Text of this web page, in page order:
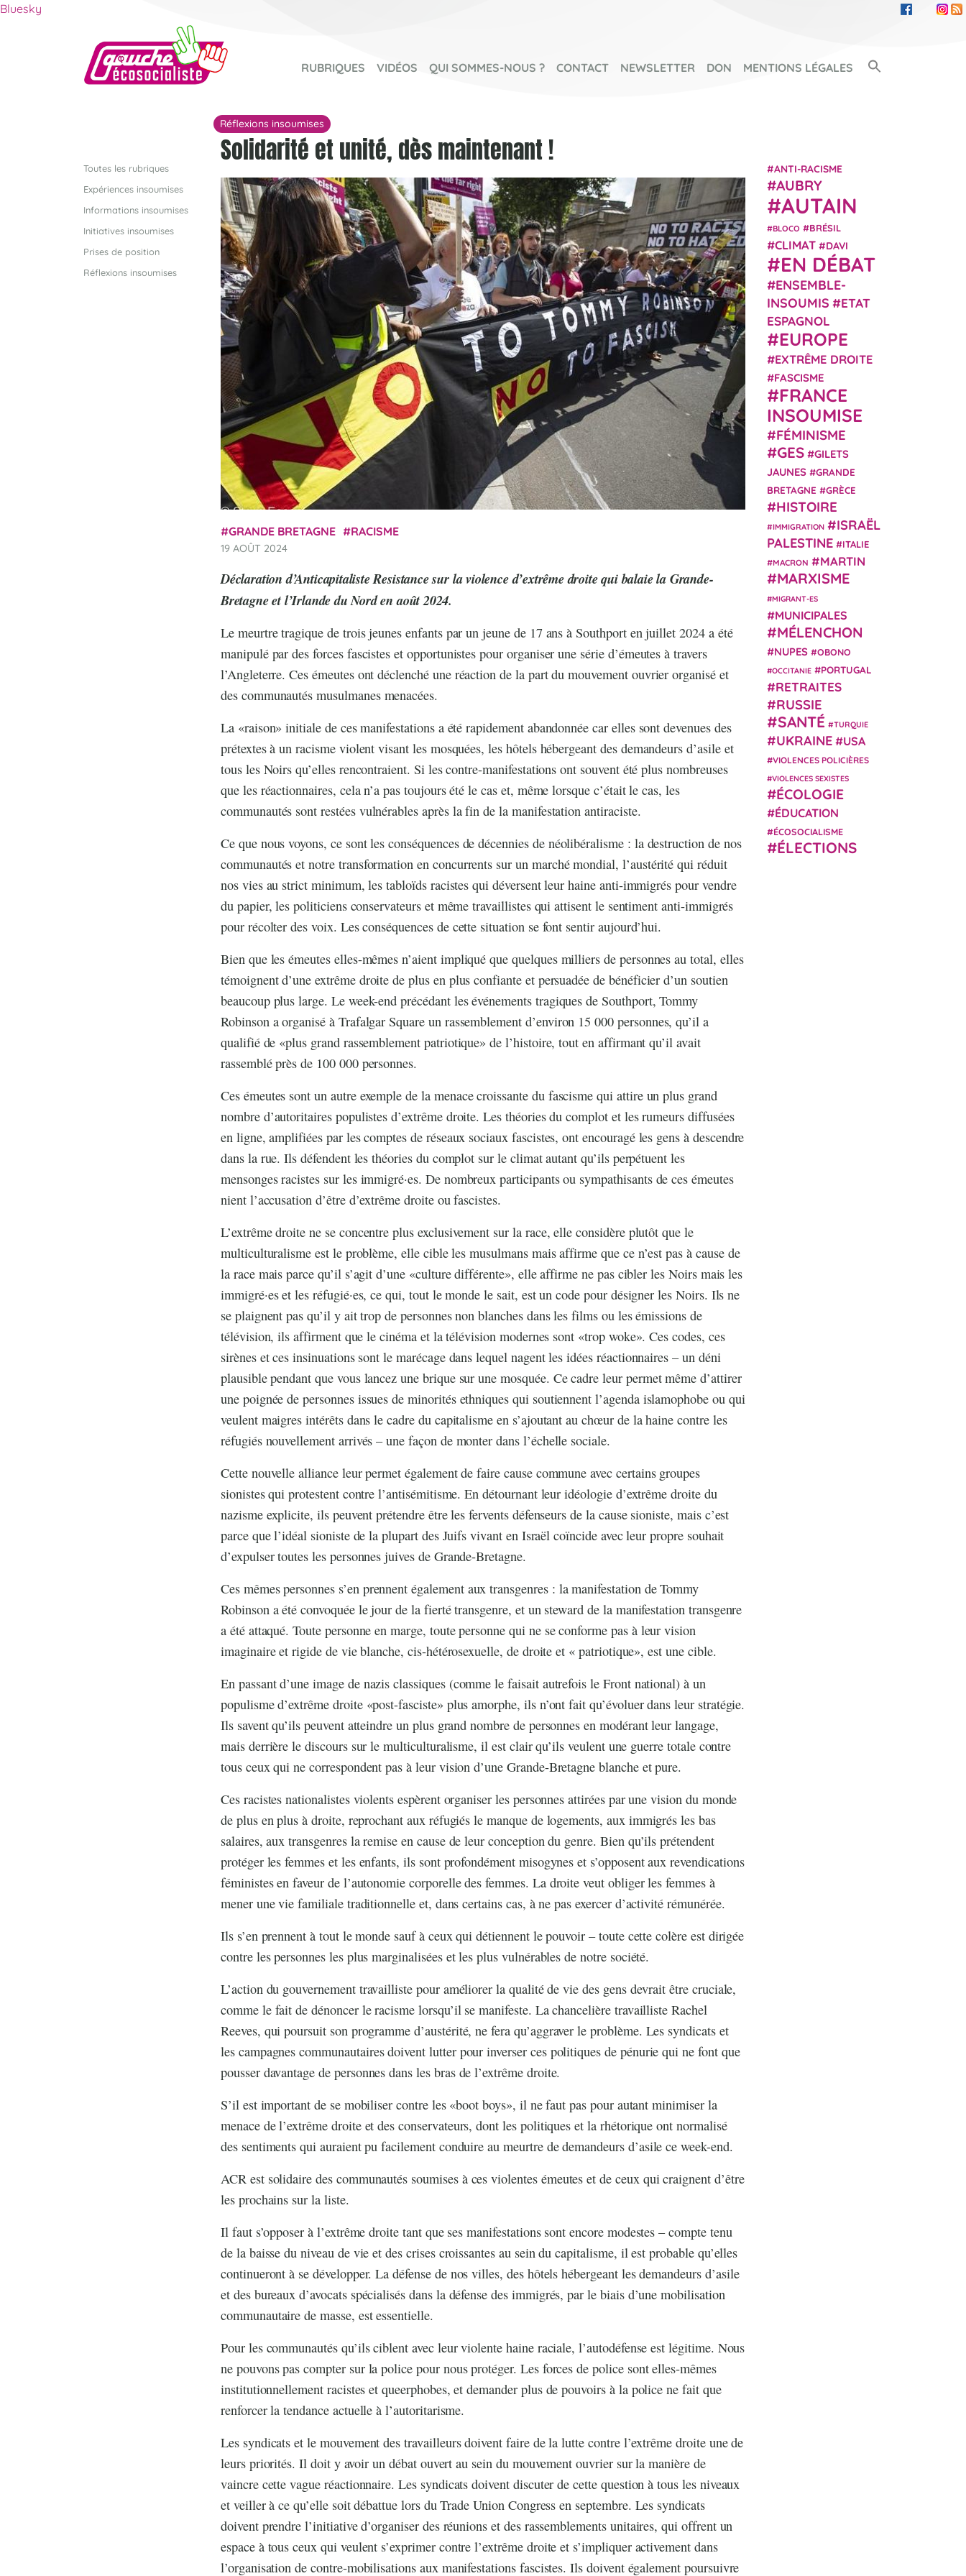
Bluesky
RUBRIQUES VIDÉOS QUI SOMMES-NOUS ? CONTACT NEWSLETTER DON MENTIONS LÉGALES
Toutes les rubriques
Expériences insoumises
Informations insoumises
Initiatives insoumises
Prises de position
Réflexions insoumises
Réflexions insoumises
Solidarité et unité, dès maintenant !
GRANDE BRETAGNE RACISME
19 AOÛT 2024
Déclaration d’Anticapitaliste Resistance sur la violence d’extrême droite qui balaie la Grande-
Bretagne et l’Irlande du Nord en août 2024.
Le meurtre tragique de trois jeunes enfants par un jeune de 17 ans à Southport en juillet 2024 a été
manipulé par des forces fascistes et opportunistes pour organiser une série d’émeutes à travers
l’Angleterre. Ces émeutes ont déclenché une réaction de la part du mouvement ouvrier organisé et
des communautés musulmanes menacées.
La «raison» initiale de ces manifestations a été rapidement abandonnée car elles sont devenues des
prétextes à un racisme violent visant les mosquées, les hôtels hébergeant des demandeurs d’asile et
tous les Noirs qu’elles rencontraient. Si les contre-manifestations ont souvent été plus nombreuses
que les réactionnaires, cela n’a pas toujours été le cas et, même lorsque c’était le cas, les
communautés sont restées vulnérables après la fin de la manifestation antiraciste.
Ce que nous voyons, ce sont les conséquences de décennies de néolibéralisme : la destruction de nos
communautés et notre transformation en concurrents sur un marché mondial, l’austérité qui réduit
nos vies au strict minimum, les tabloïds racistes qui déversent leur haine anti-immigrés pour vendre
du papier, les politiciens conservateurs et même travaillistes qui attisent le sentiment anti-immigrés
pour récolter des voix. Les conséquences de cette situation se font sentir aujourd’hui.
Bien que les émeutes elles-mêmes n’aient impliqué que quelques milliers de personnes au total, elles
témoignent d’une extrême droite de plus en plus confiante et persuadée de bénéficier d’un soutien
beaucoup plus large. Le week-end précédant les événements tragiques de Southport, Tommy
Robinson a organisé à Trafalgar Square un rassemblement d’environ 15 000 personnes, qu’il a
qualifié de «plus grand rassemblement patriotique» de l’histoire, tout en affirmant qu’il avait
rassemblé près de 100 000 personnes.
Ces émeutes sont un autre exemple de la menace croissante du fascisme qui attire un plus grand
nombre d’autoritaires populistes d’extrême droite. Les théories du complot et les rumeurs diffusées
en ligne, amplifiées par les comptes de réseaux sociaux fascistes, ont encouragé les gens à descendre
dans la rue. Ils défendent les théories du complot sur le climat autant qu’ils perpétuent les
mensonges racistes sur les immigré·es. De nombreux participants ou sympathisants de ces émeutes
nient l’accusation d’être d’extrême droite ou fascistes.
L’extrême droite ne se concentre plus exclusivement sur la race, elle considère plutôt que le
multiculturalisme est le problème, elle cible les musulmans mais affirme que ce n’est pas à cause de
la race mais parce qu’il s’agit d’une «culture différente», elle affirme ne pas cibler les Noirs mais les
immigré·es et les réfugié·es, ce qui, tout le monde le sait, est un code pour désigner les Noirs. Ils ne
se plaignent pas qu’il y ait trop de personnes non blanches dans les films ou les émissions de
télévision, ils affirment que le cinéma et la télévision modernes sont «trop woke». Ces codes, ces
sirènes et ces insinuations sont le marécage dans lequel nagent les idées réactionnaires – un déni
plausible pendant que vous lancez une brique sur une mosquée. Ce cadre leur permet même d’attirer
une poignée de personnes issues de minorités ethniques qui soutiennent l’agenda islamophobe ou qui
veulent maigres intérêts dans le cadre du capitalisme en s’ajoutant au chœur de la haine contre les
réfugiés nouvellement arrivés – une façon de monter dans l’échelle sociale.
Cette nouvelle alliance leur permet également de faire cause commune avec certains groupes
sionistes qui protestent contre l’antisémitisme. En détournant leur idéologie d’extrême droite du
nazisme explicite, ils peuvent prétendre être les fervents défenseurs de la cause sioniste, mais c’est
parce que l’idéal sioniste de la plupart des Juifs vivant en Israël coïncide avec leur propre souhait
d’expulser toutes les personnes juives de Grande-Bretagne.
Ces mêmes personnes s’en prennent également aux transgenres : la manifestation de Tommy
Robinson a été convoquée le jour de la fierté transgenre, et un steward de la manifestation transgenre
a été attaqué. Toute personne en marge, toute personne qui ne se conforme pas à leur vision
imaginaire et rigide de vie blanche, cis-hétérosexuelle, de droite et « patriotique», est une cible.
En passant d’une image de nazis classiques (comme le faisait autrefois le Front national) à un
populisme d’extrême droite «post-fasciste» plus amorphe, ils n’ont fait qu’évoluer dans leur stratégie.
Ils savent qu’ils peuvent atteindre un plus grand nombre de personnes en modérant leur langage,
mais derrière le discours sur le multiculturalisme, il est clair qu’ils veulent une guerre totale contre
tous ceux qui ne correspondent pas à leur vision d’une Grande-Bretagne blanche et pure.
Ces racistes nationalistes violents espèrent organiser les personnes attirées par une vision du monde
de plus en plus à droite, reprochant aux réfugiés le manque de logements, aux immigrés les bas
salaires, aux transgenres la remise en cause de leur conception du genre. Bien qu’ils prétendent
protéger les femmes et les enfants, ils sont profondément misogynes et s’opposent aux revendications
féministes en faveur de l’autonomie corporelle des femmes. La droite veut obliger les femmes à
mener une vie familiale traditionnelle et, dans certains cas, à ne pas exercer d’activité rémunérée.
Ils s’en prennent à tout le monde sauf à ceux qui détiennent le pouvoir – toute cette colère est dirigée
contre les personnes les plus marginalisées et les plus vulnérables de notre société.
L’action du gouvernement travailliste pour améliorer la qualité de vie des gens devrait être cruciale,
comme le fait de dénoncer le racisme lorsqu’il se manifeste. La chancelière travailliste Rachel
Reeves, qui poursuit son programme d’austérité, ne fera qu’aggraver le problème. Les syndicats et
les campagnes communautaires doivent lutter pour inverser ces politiques de pénurie qui ne font que
pousser davantage de personnes dans les bras de l’extrême droite.
S’il est important de se mobiliser contre les «boot boys», il ne faut pas pour autant minimiser la
menace de l’extrême droite et des conservateurs, dont les politiques et la rhétorique ont normalisé
des sentiments qui auraient pu facilement conduire au meurtre de demandeurs d’asile ce week-end.
ACR est solidaire des communautés soumises à ces violentes émeutes et de ceux qui craignent d’être
les prochains sur la liste.
Il faut s’opposer à l’extrême droite tant que ses manifestations sont encore modestes – compte tenu
de la baisse du niveau de vie et des crises croissantes au sein du capitalisme, il est probable qu’elles
continueront à se développer. La défense de nos villes, des hôtels hébergeant les demandeurs d’asile
et des bureaux d’avocats spécialisés dans la défense des immigrés, par le biais d’une mobilisation
communautaire de masse, est essentielle.
Pour les communautés qu’ils ciblent avec leur violente haine raciale, l’autodéfense est légitime. Nous
ne pouvons pas compter sur la police pour nous protéger. Les forces de police sont elles-mêmes
institutionnellement racistes et queerphobes, et demander plus de pouvoirs à la police ne fait que
renforcer la tendance actuelle à l’autoritarisme.
Les syndicats et le mouvement des travailleurs doivent faire de la lutte contre l’extrême droite une de
leurs priorités. Il doit y avoir un débat ouvert au sein du mouvement ouvrier sur la manière de
vaincre cette vague réactionnaire. Les syndicats doivent discuter de cette question à tous les niveaux
et veiller à ce qu’elle soit débattue lors du Trade Union Congress en septembre. Les syndicats
doivent prendre l’initiative d’organiser des réunions et des rassemblements unitaires, qui offrent un
espace à tous ceux qui veulent s’exprimer contre l’extrême droite et s’impliquer activement dans
l’organisation de contre-mobilisations aux manifestations fascistes. Ils doivent également poursuivre
ANTI-RACISME
AUBRY
AUTAIN
BLOCO BRÉSIL
CLIMAT DAVI
EN DÉBAT
ENSEMBLE-
INSOUMIS
ETAT
ESPAGNOL
EUROPE
EXTRÊME DROITE
FASCISME
FRANCE
INSOUMISE
FÉMINISME
GES
GILETS
JAUNES
GRANDE
BRETAGNE
GRÈCE
HISTOIRE
IMMIGRATION
ISRAËL
PALESTINE
ITALIE
MACRON MARTIN
MARXISME
MIGRANT-ES
MUNICIPALES
MÉLENCHON
NUPES OBONO
OCCITANIE PORTUGAL
RETRAITES
RUSSIE
SANTÉ TURQUIE
UKRAINE USA
VIOLENCES POLICIÈRES
VIOLENCES SEXISTES
ÉCOLOGIE
ÉDUCATION
ÉCOSOCIALISME
ÉLECTIONS